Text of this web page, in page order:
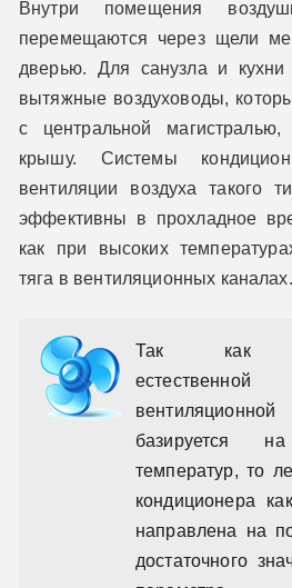
Внутри помещения
перемещаются через щели
дверью. Для санузла и кухни
вытяжные воздуховоды,
с центральной
крышу. Системы
вентиляции воздуха такого
эффективны в прохладное
как при высоких
тяга в вентиляционных каналах.
Так как
естественной
базируется
температур, то
кондиционера
направлена на
достаточного